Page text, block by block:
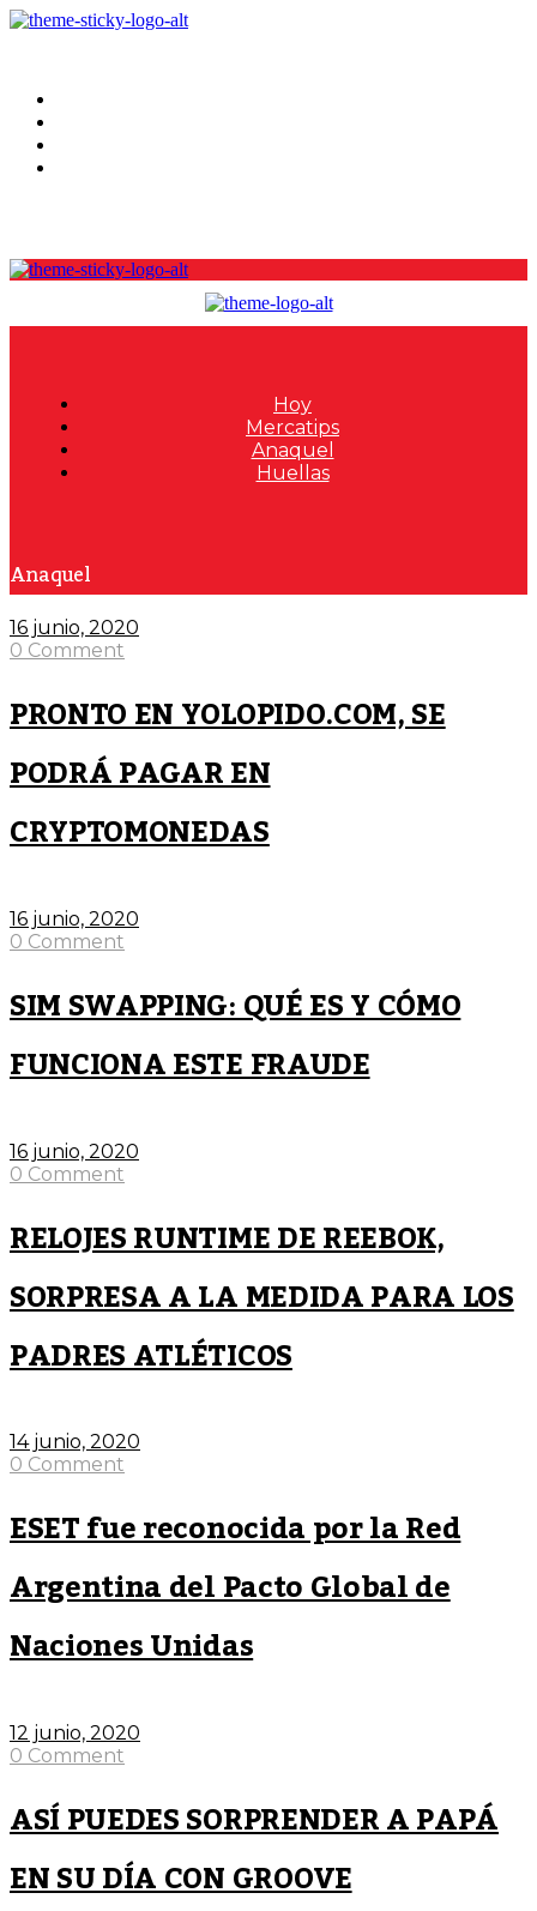
Hoy
Mercatips
Anaquel
Huellas
Anaquel
16 junio, 2020
0 Comment
PRONTO EN YOLOPIDO.COM, SE
PODRÁ PAGAR EN
CRYPTOMONEDAS
16 junio, 2020
0 Comment
SIM SWAPPING: QUÉ ES Y CÓMO
FUNCIONA ESTE FRAUDE
16 junio, 2020
0 Comment
RELOJES RUNTIME DE REEBOK,
SORPRESA A LA MEDIDA PARA LOS
PADRES ATLÉTICOS
14 junio, 2020
0 Comment
ESET fue reconocida por la Red
Argentina del Pacto Global de
Naciones Unidas
12 junio, 2020
0 Comment
ASÍ PUEDES SORPRENDER A PAPÁ
EN SU DÍA CON GROOVE